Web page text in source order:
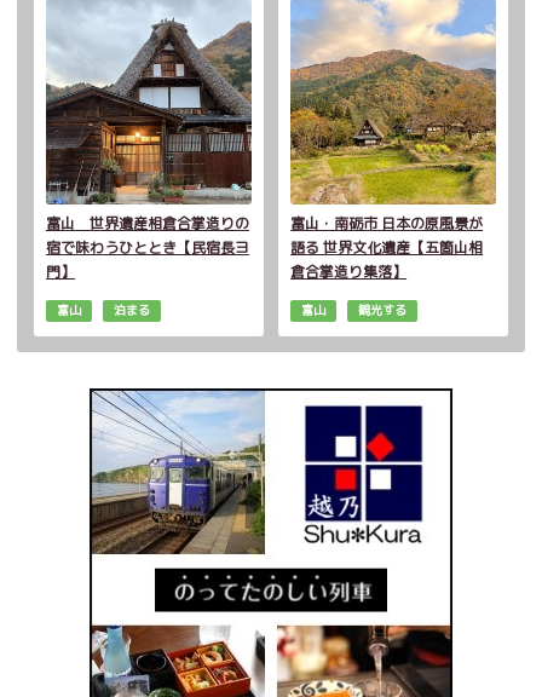
富山 世界遺産相倉合掌造りの
宿で味わうひととき【民宿長ヨ
門】
富山 泊まる
富山・南砺市 日本の原風景が
語る 世界文化遺産【五箇山相
倉合掌造り集落】
富山 観光する